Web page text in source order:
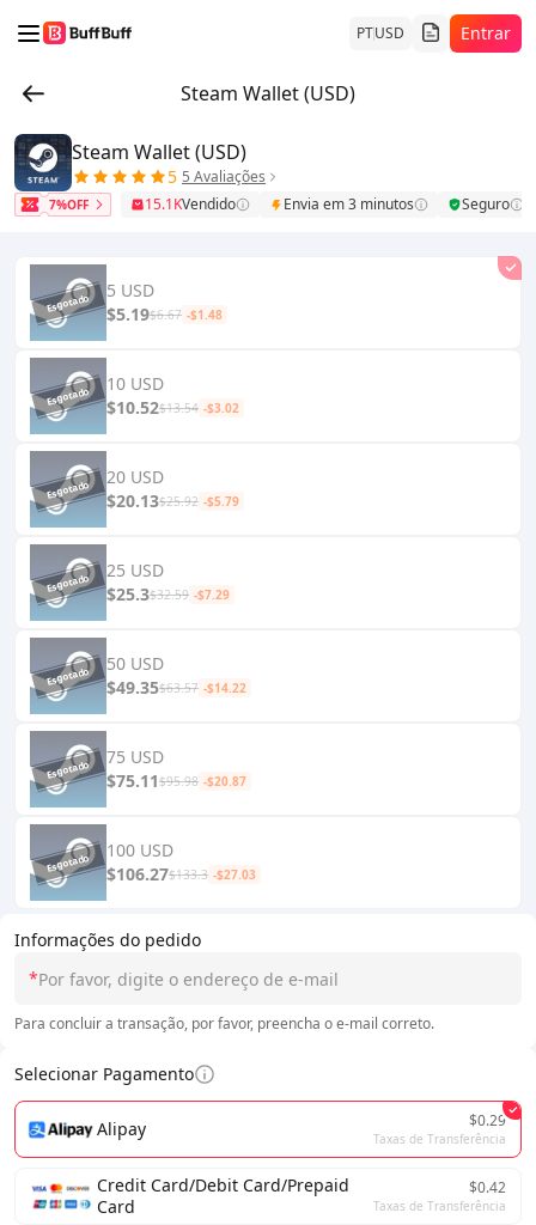
PTUSD Entrar
Steam Wallet (USD)
Informações do pedido
*
Para concluir a transação, por favor, preencha o e-mail correto.
Selecionar Pagamento
Alipay $0.29
Taxas de Transferência
Credit Card/Debit Card/Prepaid
Card
$0.42
Taxas de Transferência
Steam Wallet (USD)
5 5 Avaliações
7%OFF 15.1KVendido Envia em 3 minutos Seguro
5 USD
$5.19$6.67 -$1.48
10 USD
$10.52$13.54 -$3.02
20 USD
$20.13$25.92 -$5.79
25 USD
$25.3$32.59 -$7.29
50 USD
$49.35$63.57 -$14.22
75 USD
$75.11$95.98 -$20.87
100 USD
$106.27$133.3 -$27.03